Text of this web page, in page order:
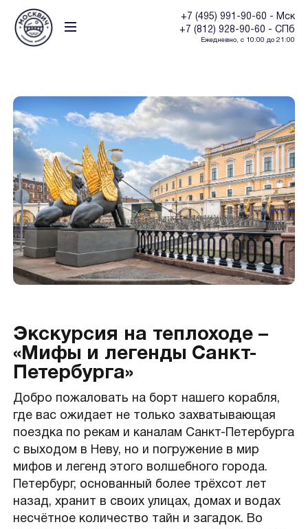
+7 (495) 991-90-60 - Мск
+7 (812) 928-90-60 - СПб
Ежедневно, с 10:00 до 21:00
Экскурсия на теплоходе –
«Мифы и легенды Санкт-
Петербурга»
Добро пожаловать на борт нашего корабля,
где вас ожидает не только захватывающая
поездка по рекам и каналам Санкт-Петербурга
с выходом в Неву, но и погружение в мир
мифов и легенд этого волшебного города.
Петербург, основанный более трёхсот лет
назад, хранит в своих улицах, домах и водах
несчётное количество тайн и загадок. Во